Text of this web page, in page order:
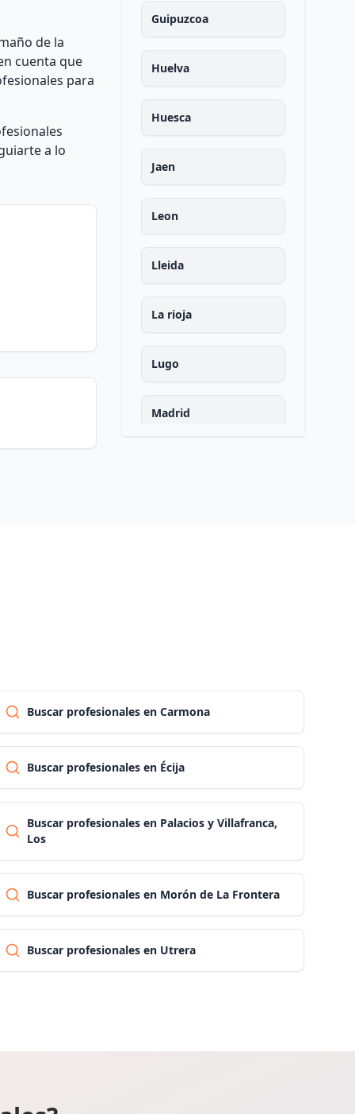
de la
cuenta que
para
a lo
Guipuzcoa
Huelva
Huesca
Jaen
Leon
Lleida
La rioja
Lugo
Madrid
Palencia
Las palmas
Pontevedra
Salamanca
Cantabria
Buscar profesionales en Carmona
Buscar profesionales en Écija
Buscar profesionales en Palacios y Villafranca,
Los
Buscar profesionales en Morón de La Frontera
Buscar profesionales en Utrera